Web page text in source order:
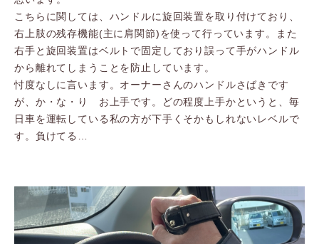
こちらに関しては、ハンドルに旋回装置を取り付けており、
右上肢の残存機能(主に肩関節)を使って行っています。また
右手と旋回装置はベルトで固定しており誤って手がハンドル
から離れてしまうことを防止しています。
忖度なしに言います。オーナーさんのハンドルさばきです
が、か・な・り お上手です。どの程度上手かというと、毎
日車を運転している私の方が下手くそかもしれないレベルで
す。負けてる…